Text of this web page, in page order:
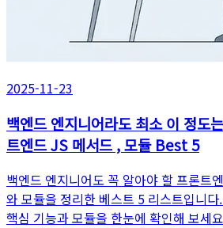
2025-11-23
백엔드 엔지니어라도 최소 이 정도
트엔드 JS 메서드 , 모듈 Best 5
백엔드 엔지니어도 꼭 알아야 할 프론트
와 모듈을 정리한 베스트 5 리스트입니
핵심 기능과 모듈을 한눈에 확인해 보세